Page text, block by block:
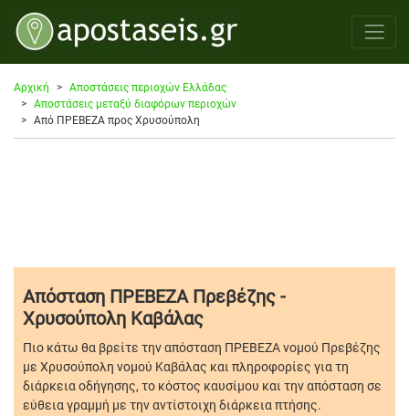
Αρχική
Αποστάσεις περιοχών Ελλάδας
Αποστάσεις μεταξύ διαφόρων περιοχών
Από ΠΡΕΒΕΖΑ προς Χρυσούπολη
Απόσταση ΠΡΕΒΕΖΑ Πρεβέζης -
Χρυσούπολη Καβάλας
Πιο κάτω θα βρείτε την απόσταση ΠΡΕΒΕΖΑ νομού Πρεβέζης
με Χρυσούπολη νομού Καβάλας και πληροφορίες για τη
διάρκεια οδήγησης, το κόστος καυσίμου και την απόσταση σε
εύθεια γραμμή με την αντίστοιχη διάρκεια πτήσης.